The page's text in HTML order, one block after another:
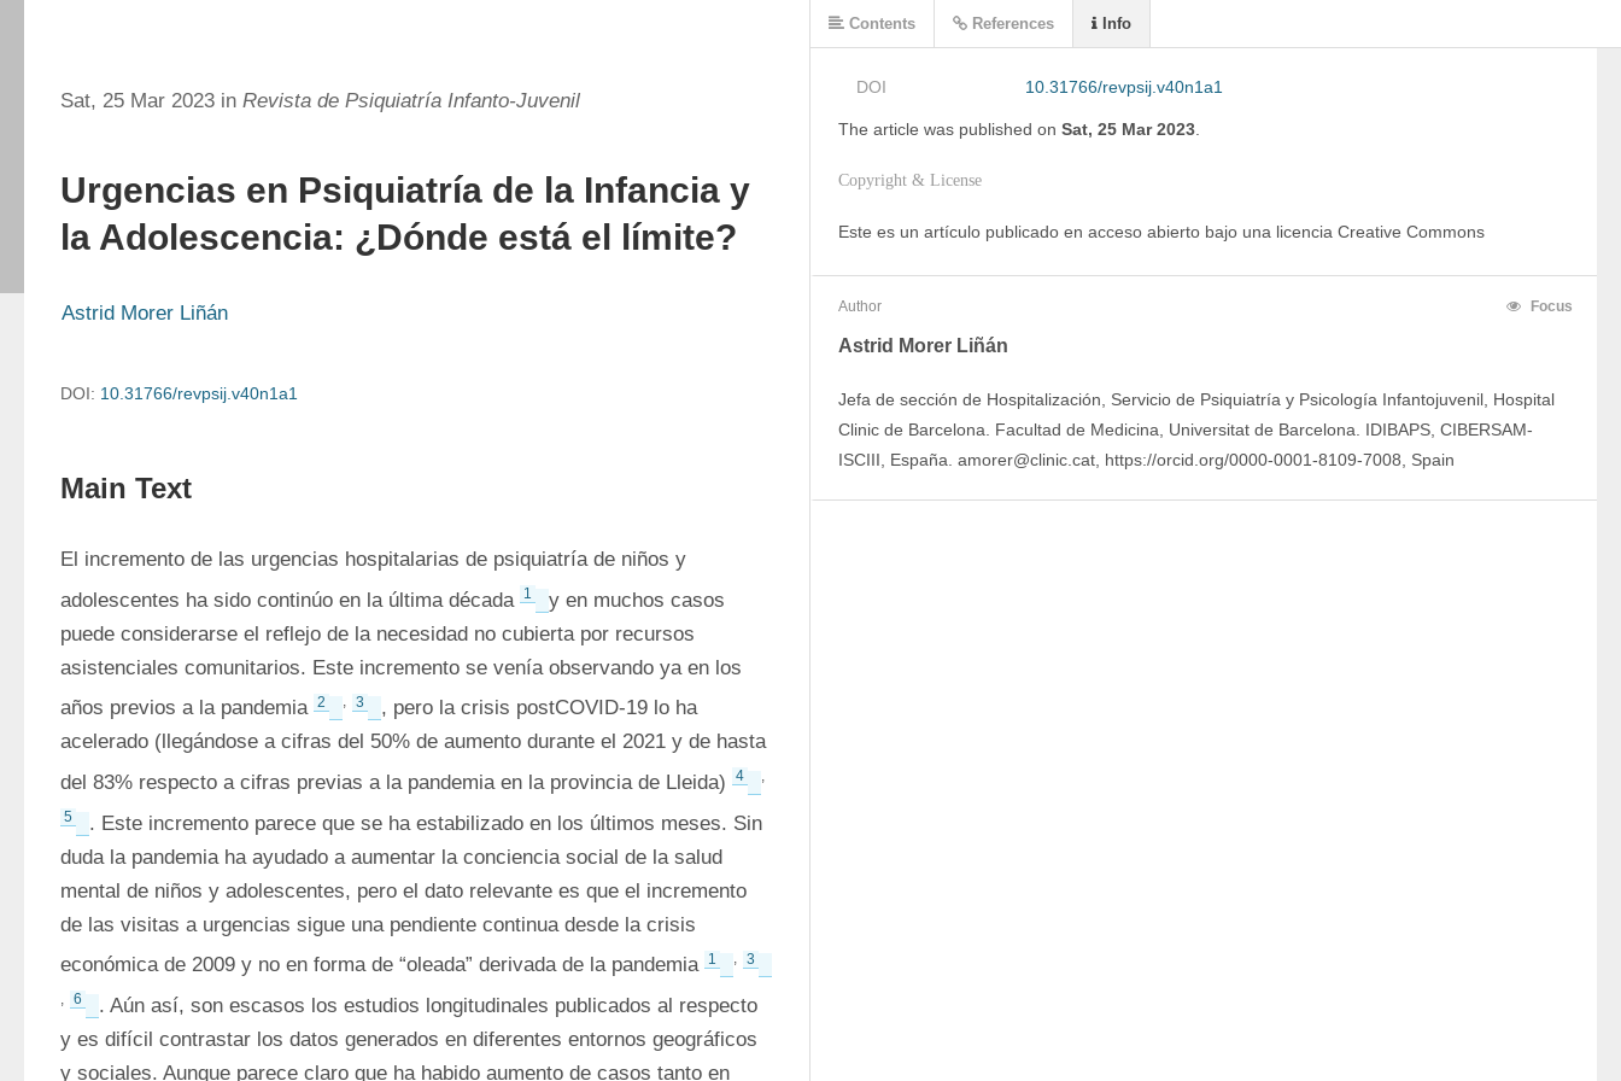
Sat, 25 Mar 2023 in Revista de Psiquiatría Infanto-Juvenil
Urgencias en Psiquiatría de la Infancia y
la Adolescencia: ¿Dónde está el límite?
Astrid Morer Liñán
DOI: 10.31766/revpsij.v40n1a1
Main Text
El incremento de las urgencias hospitalarias de psiquiatría de niños y
adolescentes ha sido continúo en la última década
1
y en muchos casos
puede considerarse el reflejo de la necesidad no cubierta por recursos
asistenciales comunitarios. Este incremento se venía observando ya en los
años previos a la pandemia 2 , 3
, pero la crisis postCOVID-19 lo ha
acelerado (llegándose a cifras del 50% de aumento durante el 2021 y de hasta
del 83% respecto a cifras previas a la pandemia en la provincia de Lleida)
4 ,
5
. Este incremento parece que se ha estabilizado en los últimos meses. Sin
duda la pandemia ha ayudado a aumentar la conciencia social de la salud
mental de niños y adolescentes, pero el dato relevante es que el incremento
de las visitas a urgencias sigue una pendiente continua desde la crisis
económica de 2009 y no en forma de “oleada” derivada de la pandemia 1 , 3
, 6
. Aún así, son escasos los estudios longitudinales publicados al respecto
y es difícil contrastar los datos generados en diferentes entornos geográficos
y sociales. Aunque parece claro que ha habido aumento de casos tanto en
DOI 10.31766/revpsij.v40n1a1
The article was published on Sat, 25 Mar 2023
Copyright & License
Este es un artículo publicado en acceso abierto bajo una licencia Creative Commons
Author Focus
Astrid Morer Liñán
Jefa de sección de Hospitalización, Servicio de Psiquiatría y Psicología Infantojuvenil, Hospital
Clinic de Barcelona. Facultad de Medicina, Universitat de Barcelona. IDIBAPS, CIBERSAM-
ISCIII, España. amorer@clinic.cat, https://orcid.org/0000-0001-8109-7008, Spain
Contents References Info